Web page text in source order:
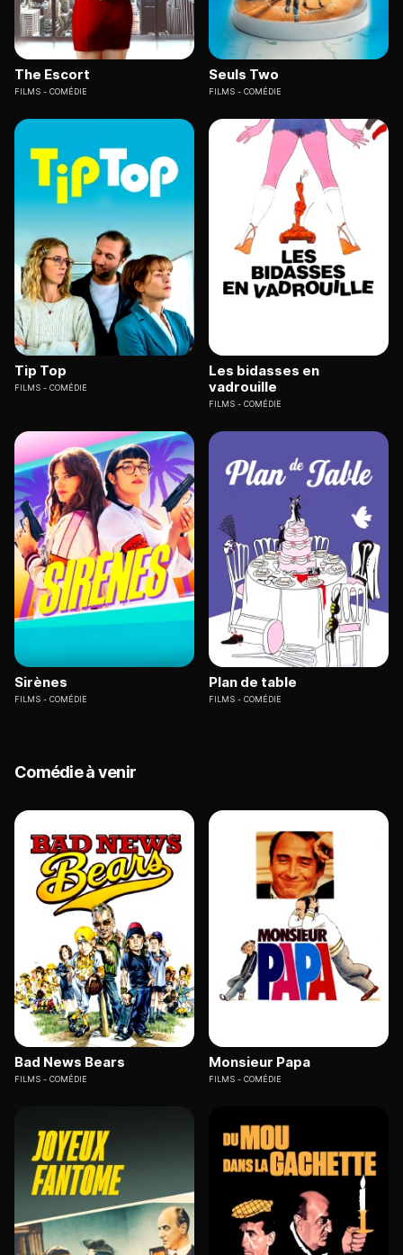
The Escort
FILMS COMÉDIE
Seuls Two
FILMS COMÉDIE
Tip Top
FILMS COMÉDIE
Les bidasses en
vadrouille
FILMS COMÉDIE
Sirènes
FILMS COMÉDIE
Plan de table
FILMS COMÉDIE
Comédie à venir
Bad News Bears
FILMS COMÉDIE
Monsieur Papa
FILMS COMÉDIE